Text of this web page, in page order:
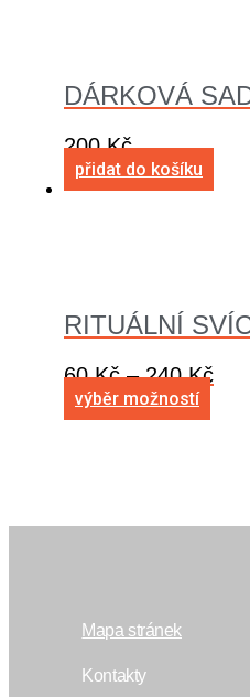
DÁRKOVÁ
200Kč
přidat do košíku
RITUÁLNÍ
60Kč–240Kč
výběr možností
Mapa stránek
Kontakty